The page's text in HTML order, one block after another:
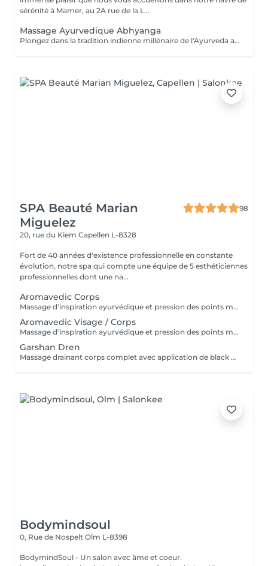
sérénité à Mamer, au 2A rue de la L...
Massage Ayurvedique Abhyanga
Plongez dans la tradition indienne millénaire de l'Ayurveda avec notre massage Abhyanga. Ce rituel ancestral, vieux de plus de 5000 ans, combine des gestes doux, des pressions ciblées et des étirements pour vous offrir une expérience de lâcher-prise absolu. "Abhyanga" signifie littéralement "massage à l'huile de tout le corps", et c'est précisément ce que vous recevrez. Chacun de nos mouvements est minutieusement exécuté pour créer une harmonie parfaite entre votre corps et votre esprit, vous permettant de vous détendre profondément et d'oublier le temps qui passe. Nous vous invitons également à découvrir nos offres de cartes FORFAITS, conçues pour prolonger ces moments de bien-être et vous offrir des avantages exclusifs. Pour plus d'informations, visitez notre page Forfaits. Ce massage est aussi une idée cadeau idéale pour surprendre et faire plaisir. Pour en savoir plus, cliquez ici : https://www.oxyzen.lu Veuillez noter que ce massage est déconseillé aux femmes enceintes. Avertissement : Nos soins sont dédiés au bien-être et à la relaxation. Ils ne remplacent pas un suivi médical et ne relèvent pas de la kinésithérapie.
SPA Beauté Marian
Miguelez
98
20, rue du Kiem Capellen L-8328
Fort de 40 années d'existence professionnelle en constante
évolution, notre spa qui compte une équipe de 5 esthéticiennes
professionnelles dont une na...
Aromavedic Corps
Massage d'inspiration ayurvédique et pression des points marmas selon votre dosha (vata, pitta, kapha), tant avec les couleurs que les parfums et le choix des huiles. Une tisane vous sera servie après le soin.
Aromavedic Visage / Corps
Massage d'inspiration ayurvédique et pression des points marmas selon votre dosha (vata, pitta, kapha), tant avec les couleurs que les parfums et le choix des huiles. Corps, mini soin visage et cuir chevelu. Une tisane vous sera servie après le soin.
Garshan Dren
Massage drainant corps complet avec application de black mud détox. Idéal pour les tempéraments kapha et les personnes ayant de la rétention de liquides ou de la cellulite liée à cela. Effet jambes légères garanti, soin très relaxant. Une boisson Tisama Lakshmi dren vous sera servie après le soin.
Bodymindsoul
0, Rue de Nospelt Olm L-8398
BodymindSoul - Un salon avec âme et coeur.